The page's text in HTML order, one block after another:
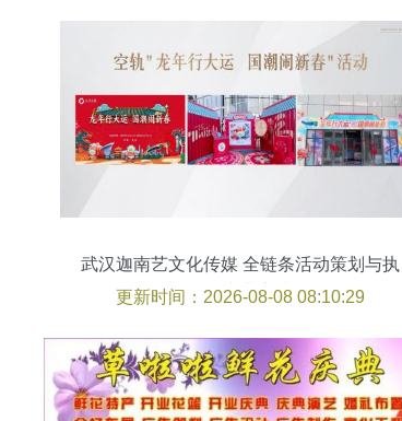
武汉迦南艺文化传媒 全链条活动策划与执
行的专业之选
更新时间：2026-08-08 08:10:29